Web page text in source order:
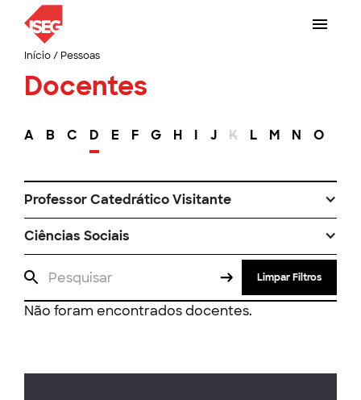
Início/ Pessoas
Docentes
A B C D E F G H I J K L M N O
Professor Catedrático Visitante
Ciências Sociais
Limpar Filtros
Não foram encontrados docentes.